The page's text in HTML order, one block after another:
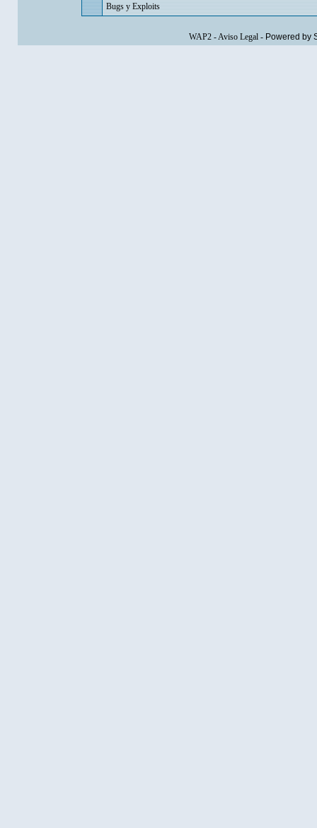
Bugs y Exploits
WAP2-Aviso Legal- Powered by